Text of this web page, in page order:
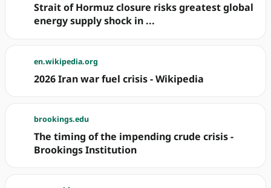
Strait of Hormuz closure risks greatest global
energy supply shock in ...
en.wikipedia.org
2026 Iran war fuel crisis - Wikipedia
brookings.edu
The timing of the impending crude crisis -
Brookings Institution